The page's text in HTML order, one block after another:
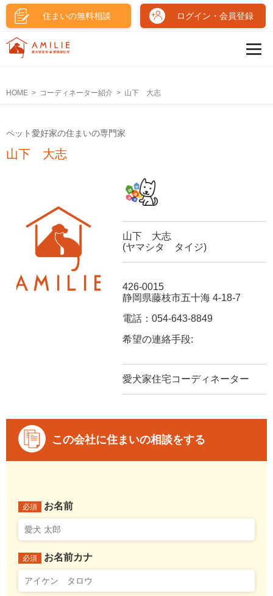
住まいの無料相談 ログイン・会員登録
HOME コーディネーター紹介 山下 大志
ペット愛好家の住まいの専門家
山下 大志
山下 大志
(ヤマシタ タイジ)
426-0015
静岡県藤枝市五十海 4-18-7
電話：054-643-8849
希望の連絡手段:
愛犬家住宅コーディネーター
この会社に住まいの相談をする
必須 お名前
必須 お名前カナ